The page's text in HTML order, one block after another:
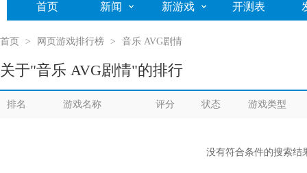
首页 新闻 新游戏 开测表
首页 > 网页游戏排行榜 > 音乐 AVG剧情
关于"音乐 AVG剧情"的排行
排名 游戏名称 评分 状态 游戏类型
没有符合条件的搜索结